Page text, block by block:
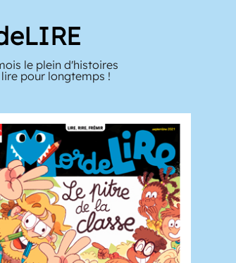
le plein d'histoires
pour longtemps !